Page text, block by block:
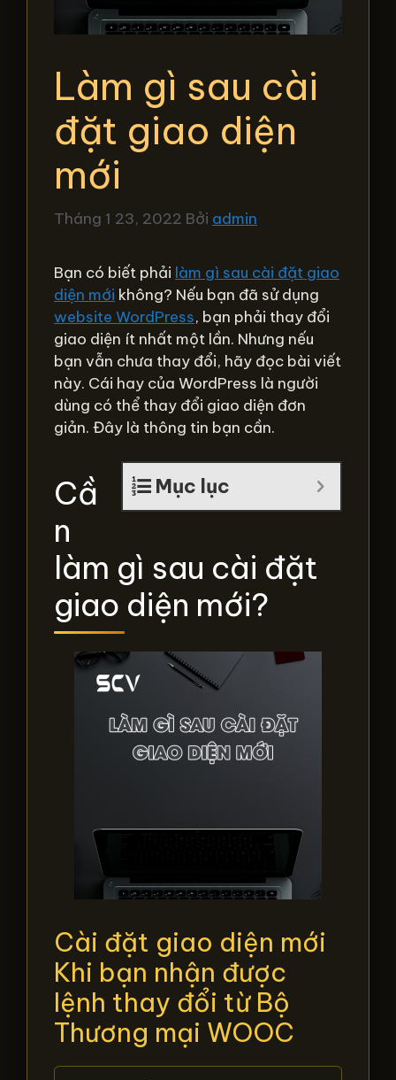
Làm gì sau cài
đặt giao diện
mới
Tháng 1 23, 2022 Bởi admin
Bạn có biết phải làm gì sau cài đặt giao
diện mới không? Nếu bạn đã sử dụng
website WordPress, bạn phải thay đổi
giao diện ít nhất một lần. Nhưng nếu
bạn vẫn chưa thay đổi, hãy đọc bài viết
này. Cái hay của WordPress là người
dùng có thể thay đổi giao diện đơn
giản. Đây là thông tin bạn cần.
Mục lục
Cầ
n
làm gì sau cài đặt
giao diện mới?
Cài đặt giao diện mới
Khi bạn nhận được
lệnh thay đổi từ Bộ
Thương mại WOOC